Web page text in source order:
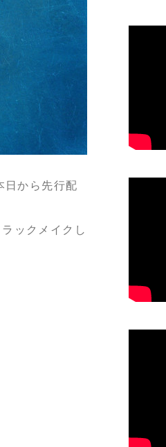
から先行配
ックメイクし